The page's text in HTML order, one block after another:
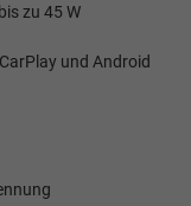
zu 45 W
und Android